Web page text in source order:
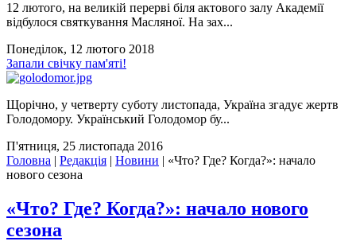
12 лютого, на великій перерві біля актового залу Академії
відбулося святкування Масляної. На зах...
Понеділок, 12 лютого 2018
Запали свічку пам'яті!
Щорічно, у четверту суботу листопада, Україна згадує жертв
Голодомору. Український Голодомор бу...
П'ятниця, 25 листопада 2016
Головна | Редакція | Новини | «Что? Где? Когда?»: начало
нового сезона
«Что? Где? Когда?»: начало нового
сезона